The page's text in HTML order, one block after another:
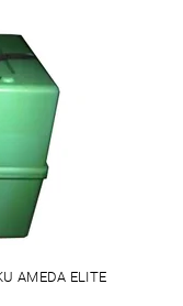
AMEDA ELITE